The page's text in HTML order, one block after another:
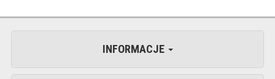
INFORMACJE